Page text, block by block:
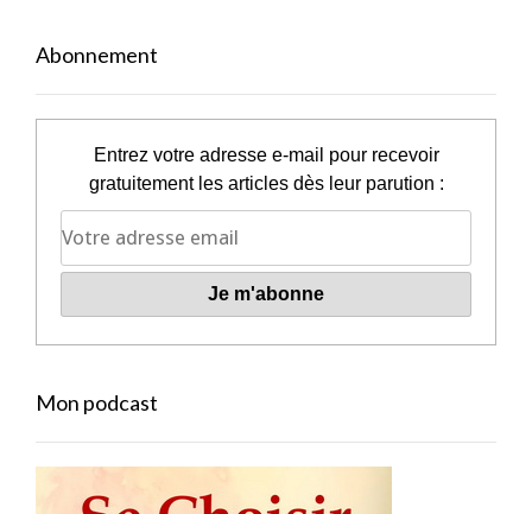
Abonnement
Entrez votre adresse e-mail pour recevoir
gratuitement les articles dès leur parution :
Mon podcast